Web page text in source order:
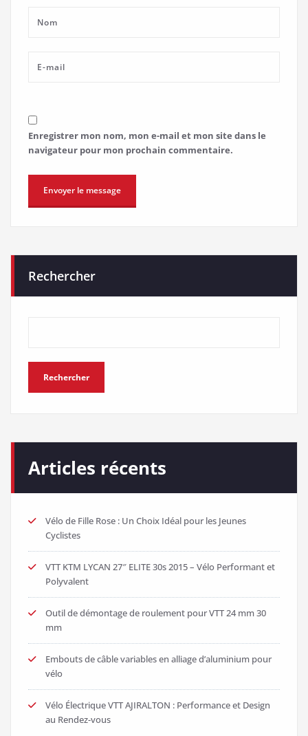
Enregistrer mon nom, mon e-mail et mon site dans le
navigateur pour mon prochain commentaire.
Rechercher
Rechercher
Articles récents
Vélo de Fille Rose : Un Choix Idéal pour les Jeunes
Cyclistes
VTT KTM LYCAN 27″ ELITE 30s 2015 – Vélo Performant et
Polyvalent
Outil de démontage de roulement pour VTT 24 mm 30
mm
Embouts de câble variables en alliage d’aluminium pour
vélo
Vélo Électrique VTT AJIRALTON : Performance et Design
au Rendez-vous